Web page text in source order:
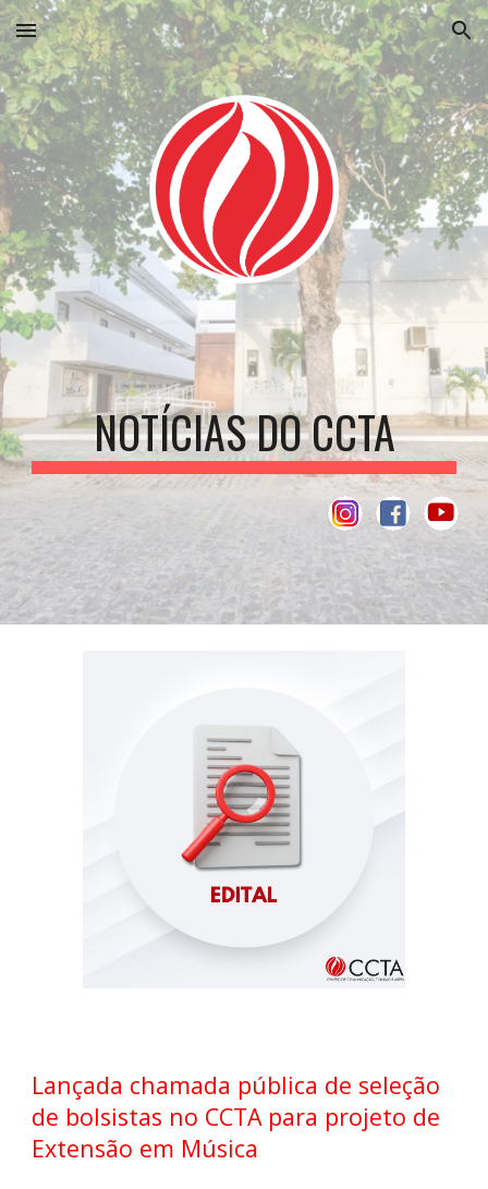
Skip to main content Skip to navigation
NOTÍCIAS DO CCTA
Lançada chamada pública de seleção
de bolsistas no CCTA para projeto de
Extensão em Música